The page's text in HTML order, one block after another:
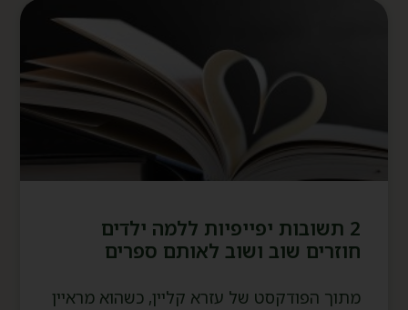
2 תשובות יפייפיות ללמה ילדים
חוזרים שוב ושוב לאותם ספרים
מתוך הפודקסט של עזרא קליין, כשהוא מראיין